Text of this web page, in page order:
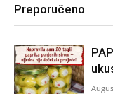
Preporučeno